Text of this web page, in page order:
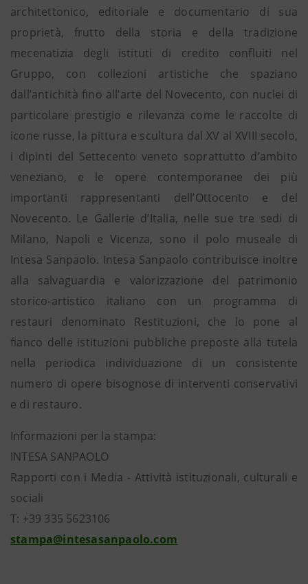
architettonico, editoriale e documentario di sua
proprietà, frutto della storia e della tradizione
mecenatizia degli istituti di credito confluiti nel
Gruppo, con collezioni artistiche che spaziano
dall’antichità fino all’arte del Novecento, con nuclei di
particolare prestigio e rilevanza come le raccolte di
icone russe, la pittura e scultura dal XV al XVIII secolo,
i dipinti del Settecento veneto soprattutto d’ambito
veneziano, e le opere contemporanee dei più
importanti rappresentanti dell’Ottocento e del
Novecento. Le Gallerie d’Italia, nelle sue tre sedi di
Milano, Napoli e Vicenza, sono il polo museale di
Intesa Sanpaolo. Intesa Sanpaolo contribuisce inoltre
alla salvaguardia e valorizzazione del patrimonio
storico-artistico italiano con un programma di
restauri denominato Restituzioni, che lo pone al
fianco delle istituzioni pubbliche preposte alla tutela
nella periodica individuazione di un consistente
numero di opere bisognose di interventi conservativi
e di restauro.
Informazioni per la stampa:
INTESA SANPAOLO
Rapporti con i Media - Attività istituzionali, culturali e
sociali
T: +39 335 5623106
stampa@intesasanpaolo.com